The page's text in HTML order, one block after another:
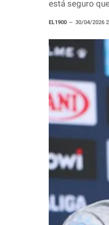
está seguro
EL1900 30/04/2026